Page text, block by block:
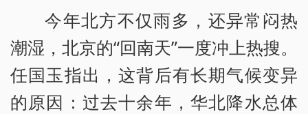
今年北方不仅雨多，还异常闷热
潮湿，北京的“回南天”一度冲上热搜。
任国玉指出，这背后有长期气候变异
的原因：过去十余年，华北降水总体